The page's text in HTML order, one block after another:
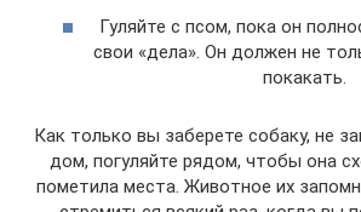
Гуляйте с псом, пока он
свои «дела». Он должен не
покакать.
Как только вы заберете собаку, не
дом, погуляйте рядом, чтобы она
пометила места. Животное их